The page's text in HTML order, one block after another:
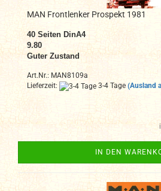
MAN Frontlenker Prospekt 1981
40 Seiten DinA4
9.80
Guter Zustand
Art.Nr.: MAN8109a
Lieferzeit:
3-4 Tage (Ausland
IN DEN